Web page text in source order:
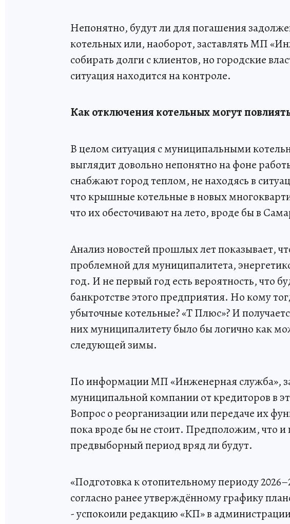
Непонятно, будут ли для погашения
котельных или, наоборот, заставлять МП
собирать долги с клиентов, но городские
ситуация находится на контроле.
Как отключения котельных могут
В целом ситуация с муниципальными
выглядит довольно непонятно на фоне
снабжают город теплом, не находясь в
что крышные котельные в новых
что их обесточивают на лето, вроде бы в
Анализ новостей прошлых лет показывает,
проблемной для муниципалитета,
год. И не первый год есть вероятность, что
банкротстве этого предприятия. Но кому
убыточные котельные? «Т Плюс»? И
них муниципалитету было бы логично как
следующей зимы.
По информации МП «Инженерная служба»,
муниципальной компании от кредиторов в
Вопрос о реорганизации или передаче их
пока вроде бы не стоит. Предположим, что
предвыборный период вряд ли будут.
«Подготовка к отопительному периоду
согласно ранее утверждённому графику
- успокоили редакцию «КП» в